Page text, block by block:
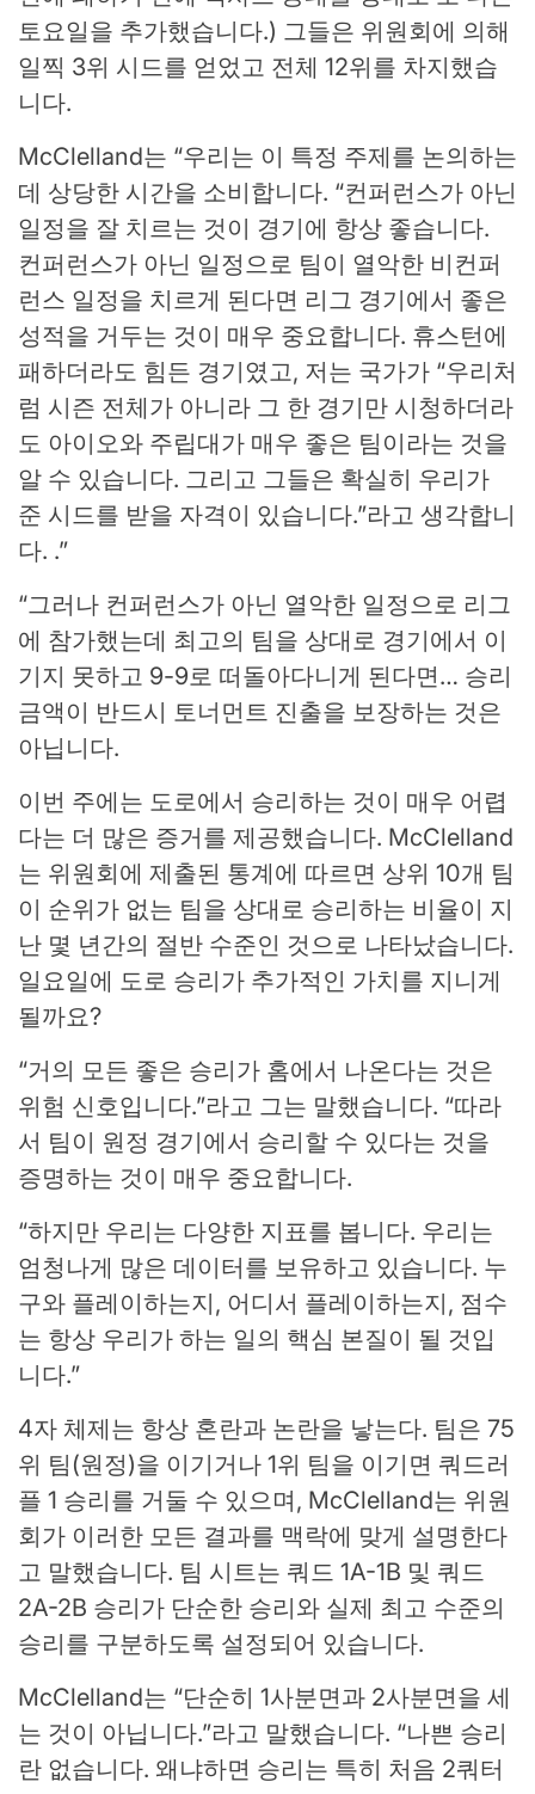
토요일을 추가했습니다.) 그들은 위원회에 의해
일찍 3위 시드를 얻었고 전체 12위를 차지했습
니다.
McClelland는 “우리는 이 특정 주제를 논의하는
데 상당한 시간을 소비합니다. “컨퍼런스가 아닌
일정을 잘 치르는 것이 경기에 항상 좋습니다.
컨퍼런스가 아닌 일정으로 팀이 열악한 비컨퍼
런스 일정을 치르게 된다면 리그 경기에서 좋은
성적을 거두는 것이 매우 중요합니다. 휴스턴에
패하더라도 힘든 경기였고, 저는 국가가 “우리처
럼 시즌 전체가 아니라 그 한 경기만 시청하더라
도 아이오와 주립대가 매우 좋은 팀이라는 것을
알 수 있습니다. 그리고 그들은 확실히 우리가
준 시드를 받을 자격이 있습니다.”라고 생각합니
다. .”
“그러나 컨퍼런스가 아닌 열악한 일정으로 리그
에 참가했는데 최고의 팀을 상대로 경기에서 이
기지 못하고 9-9로 떠돌아다니게 된다면… 승리
금액이 반드시 토너먼트 진출을 보장하는 것은
아닙니다.
이번 주에는 도로에서 승리하는 것이 매우 어렵
다는 더 많은 증거를 제공했습니다. McClelland
는 위원회에 제출된 통계에 따르면 상위 10개 팀
이 순위가 없는 팀을 상대로 승리하는 비율이 지
난 몇 년간의 절반 수준인 것으로 나타났습니다.
일요일에 도로 승리가 추가적인 가치를 지니게
될까요?
“거의 모든 좋은 승리가 홈에서 나온다는 것은
위험 신호입니다.”라고 그는 말했습니다. “따라
서 팀이 원정 경기에서 승리할 수 있다는 것을
증명하는 것이 매우 중요합니다.
“하지만 우리는 다양한 지표를 봅니다. 우리는
엄청나게 많은 데이터를 보유하고 있습니다. 누
구와 플레이하는지, 어디서 플레이하는지, 점수
는 항상 우리가 하는 일의 핵심 본질이 될 것입
니다.”
4자 체제는 항상 혼란과 논란을 낳는다. 팀은 75
위 팀(원정)을 이기거나 1위 팀을 이기면 쿼드러
플 1 승리를 거둘 수 있으며, McClelland는 위원
회가 이러한 모든 결과를 맥락에 맞게 설명한다
고 말했습니다. 팀 시트는 쿼드 1A-1B 및 쿼드
2A-2B 승리가 단순한 승리와 실제 최고 수준의
승리를 구분하도록 설정되어 있습니다.
McClelland는 “단순히 1사분면과 2사분면을 세
는 것이 아닙니다.”라고 말했습니다. “나쁜 승리
란 없습니다. 왜냐하면 승리는 특히 처음 2쿼터